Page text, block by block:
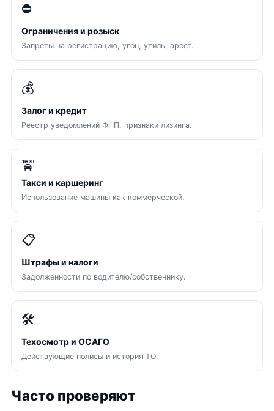
⛔
Ограничения и розыск
Запреты на регистрацию, угон, утиль, арест.
💰
Залог и кредит
Реестр уведомлений ФНП, признаки лизинга.
🚖
Такси и каршеринг
Использование машины как коммерческой.
📋
Штрафы и налоги
Задолженности по водителю/собственнику.
🛠
Техосмотр и ОСАГО
Действующие полисы и история ТО.
Часто проверяют